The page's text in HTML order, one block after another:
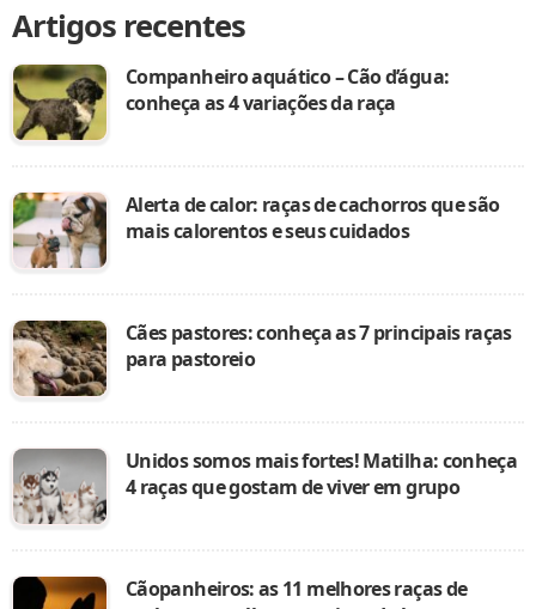
Artigos recentes
Companheiro aquático – Cão d’água:
conheça as 4 variações da raça
Alerta de calor: raças de cachorros que são
mais calorentos e seus cuidados
Cães pastores: conheça as 7 principais raças
para pastoreio
Unidos somos mais fortes! Matilha: conheça
4 raças que gostam de viver em grupo
Cãopanheiros: as 11 melhores raças de